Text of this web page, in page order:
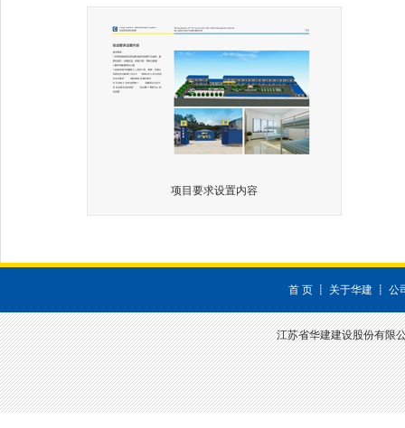
项目要求设置内容
首 页 ┋ 关于华建 ┋ 公
江苏省华建建设股份有